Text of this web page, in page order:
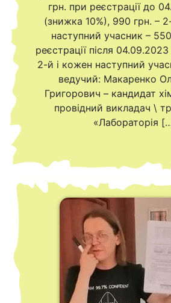
грн. при реєстрації до
(знижка 10%), 990 грн. –
наступний учасник –
реєстрації після
2-й і кожен наступний
ведучий: Макаренко
Григорович – кандидат
провідний викладач \
«Лабораторія